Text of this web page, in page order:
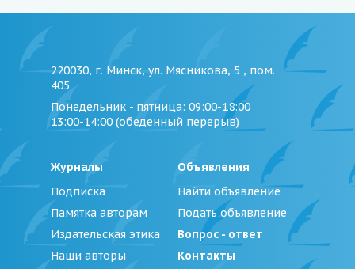
220030, г. Минск, ул. Мясникова, 5 , пом.
405
Понедельник - пятница: 09:00-18:00
13:00-14:00 (обеденный перерыв)
Журналы
Подписка
Памятка авторам
Издательская этика
Наши авторы
Объявления
Найти объявление
Подать объявление
Вопрос - ответ
Контакты